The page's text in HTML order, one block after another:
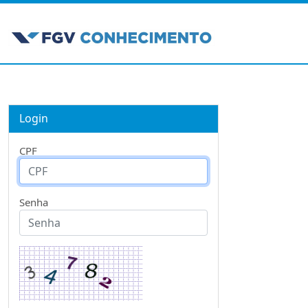
Login
CPF
Senha